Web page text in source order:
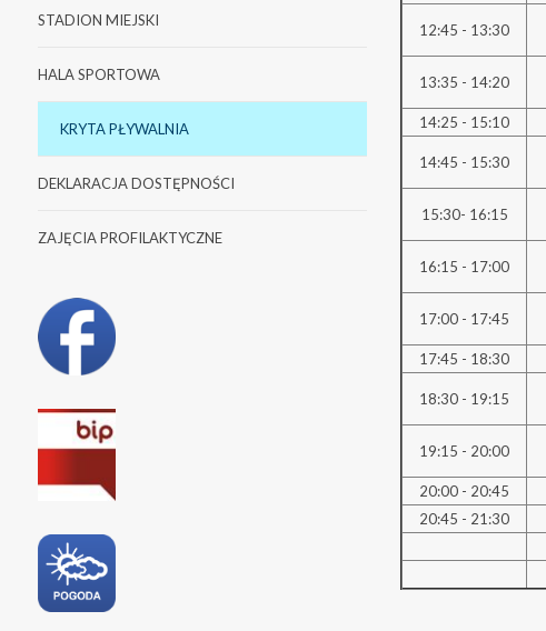
12:45 - 13:30
13:35 - 14:20
14:25 - 15:10
14:45 - 15:30
15:30- 16:15
16:15 - 17:00
17:00 - 17:45
17:45 - 18:30
18:30 - 19:15
19:15 - 20:00
20:00 - 20:45
20:45 - 21:30
STADION MIEJSKI
HALA SPORTOWA
KRYTA PŁYWALNIA
DEKLARACJA DOSTĘPNOŚCI
ZAJĘCIA PROFILAKTYCZNE